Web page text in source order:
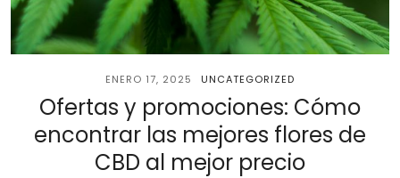
ENERO 17, 2025 UNCATEGORIZED
Ofertas y promociones: Cómo
encontrar las mejores flores de
CBD al mejor precio